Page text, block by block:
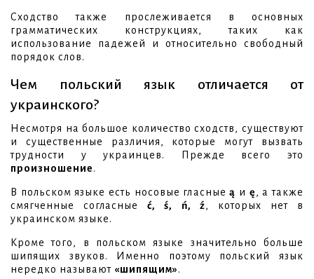
Сходство также прослеживается в основных
грамматических конструкциях, таких как
использование падежей и относительно свободный
порядок слов.
Чем польский язык отличается от
украинского?
Несмотря на большое количество сходств, существуют
и существенные различия, которые могут вызвать
трудности у украинцев. Прежде всего это
произношение.
В польском языке есть носовые гласныеą и ę, а также
смягченные согласныеć, ś, ń, ź, которых нет в
украинском языке.
Кроме того, в польском языке значительно больше
шипящих звуков. Именно поэтому польский язык
нередко называют «шипящим».